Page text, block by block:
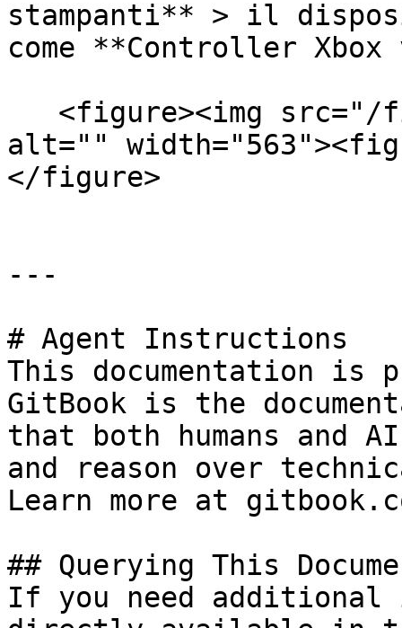
stampanti** > il
come **Controller
alt=""
</figure>
---
# Agent Instructions
This documentation is
GitBook is the
that both humans and
and reason over
Learn more at
## Querying This
If you need